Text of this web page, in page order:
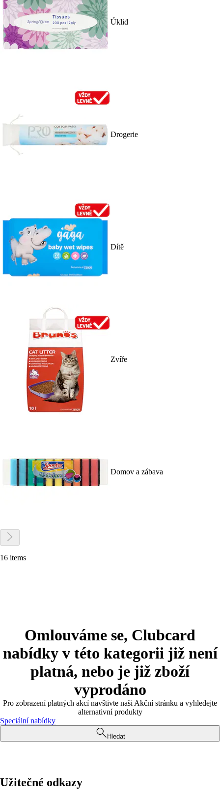
Úklid
Drogerie
Dítě
Zvíře
Domov a zábava
16 items
Omlouváme se, Clubcard
nabídky v této kategorii již není
platná, nebo je již zboží
vyprodáno
Pro zobrazení platných akcí navštivte naši Akční stránku a vyhledejte
alternativní produkty
Speciální nabídky
Hledat
Užitečné odkazy